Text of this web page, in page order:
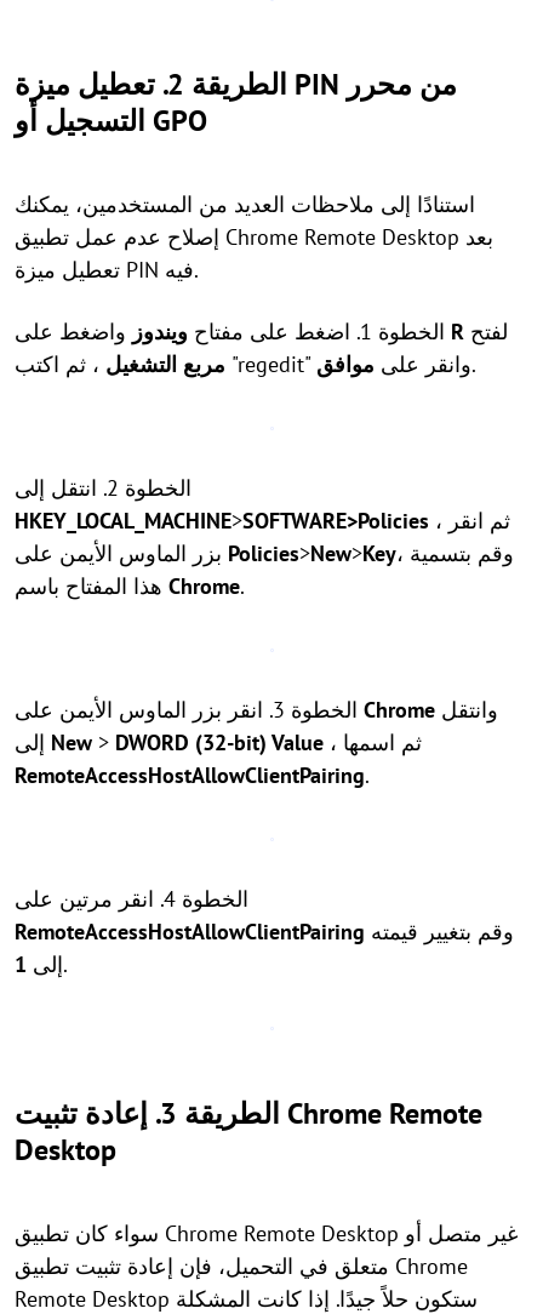
الطريقة 2. تعطيل ميزة PIN من محرر
التسجيل أو GPO
استنادًا إلى ملاحظات العديد من المستخدمين، يمكنك
إصلاح عدم عمل تطبيق Chrome Remote Desktop بعد
تعطيل ميزة PIN فيه.
الخطوة 1. اضغط على مفتاح ويندوز R لفتح
مربع التشغيل
، ثم اكتب "regedit" وانقر على موافق .
الخطوة 2. انتقل إلى
HKEY_LOCAL_MACHINE>SOFTWARE>Policies ، ثم انقر
Policies>New>Key، وقم بتسمية
Chrome.
Chrome
New > DWORD (32-bit) Value
، ثم اسمها
RemoteAccessHostAllowClientPairing.
الخطوة 4. انقر مرتين على
RemoteAccessHostAllowClientPairing
إلى 1 .
الطريقة 3. إعادة تثبيت Chrome Remote
Desktop
سواء كان تطبيق Chrome Remote Desktop غير متصل أو
متعلق في التحميل، فإن إعادة تثبيت تطبيق Chrome
Remote Desktop ستكون حلاً جيدًا. إذا كانت المشكلة